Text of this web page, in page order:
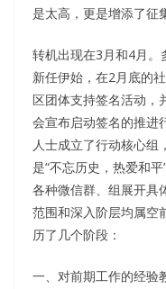
是太高，更是增添了征
转机出现在3月和4月。
新任伊始，在2月底的
区团体支持签名活动，
会宣布启动签名的推进
人士成立了行动核心
是“不忘历史，热爱和
各种微信群、组展开具
范围和深入阶层均属空
历了几个阶段：
一、对前期工作的经验